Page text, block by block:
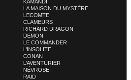
KAMANDI
LA MAISON DU MYSTÈRE
LECOMTE
CLAMEURS
RICHARD DRAGON
DEMON
LE COMMANDER
L’INSOLITE
CONAN
L’AVENTURIER
NÉVROSE
RAID